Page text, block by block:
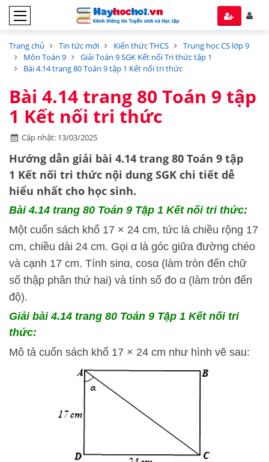
Trang chủ Tin tức mới Kiến thức THCS
Trung học CS lớp 9
Môn Toán 9
Giải Toán 9 SGK Kết nối Tri thức tập 1
Bài 4.14 trang 80 Toán 9 tập 1 Kết nối tri thức
Bài 4.14 trang 80 Toán 9 tập
1 Kết nối tri thức
Cập nhật: 13/03/2025
Hướng dẫn giải bài 4.14 trang 80 Toán 9 tập
1 Kết nối tri thức nội dung SGK chi tiết dễ
hiểu nhất cho học sinh.
Bài 4.14 trang 80 Toán 9 Tập 1 Kết nối tri thức:
Một cuốn sách khổ 17 × 24 cm, tức là chiều rộng 17
cm, chiều dài 24 cm. Gọi α là góc giữa đường chéo
và cạnh 17 cm. Tính sinα, cosα (làm tròn đến chữ
số thập phân thứ hai) và tính số đo α (làm tròn đến
độ).
Giải bài 4.14 trang 80 Toán 9 Tập 1 Kết nối tri
thức:
Mô tả cuốn sách khổ 17 × 24 cm như hình vẽ sau: